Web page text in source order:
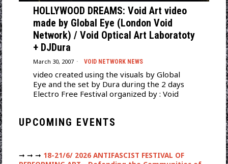
HOLLYWOOD DREAMS: Void Art video
made by Global Eye (London Void
Network) / Void Optical Art Laboratoty
+ DJDura
March 30, 2007 VOID NETWORK NEWS
video created using the visuals by Global
Eye and the set by Dura during the 2 days
Electro Free Festival organized by : Void
UPCOMING EVENTS
➞ ➞ ➞ 18-21/6/ 2026 ANTIFASCIST FESTIVAL OF